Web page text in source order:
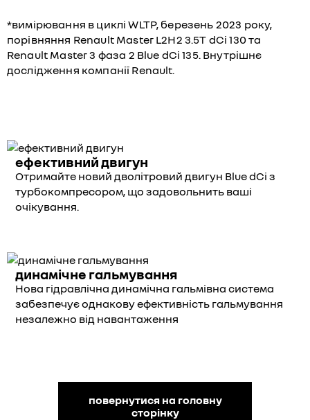
*вимірювання в циклі WLTP, березень 2023 року,
порівняння Renault Master L2H2 3.5T dCi 130 та
Renault Master 3 фаза 2 Blue dCi 135. Внутрішнє
дослідження компанії Renault.
ефективний двигун
Отримайте новий дволітровий двигун Blue dCi з
турбокомпресором, що задовольнить ваші
очікування.
динамічне гальмування
Нова гідравлічна динамічна гальмівна система
забезпечує однакову ефективність гальмування
незалежно від навантаження
повернутися на головну
сторінку